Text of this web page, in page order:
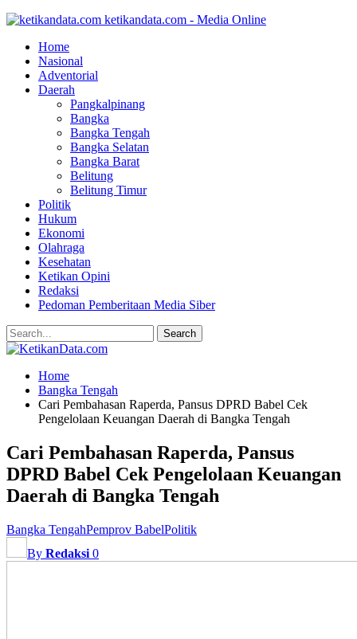
ketikandata.com - Media Online
Home
Nasional
Adventorial
Daerah
Pangkalpinang
Bangka
Bangka Tengah
Bangka Selatan
Bangka Barat
Belitung
Belitung Timur
Politik
Hukum
Ekonomi
Olahraga
Kesehatan
Ketikan Opini
Redaksi
Pedoman Pemberitaan Media Siber
Home
Bangka Tengah
Cari Pembahasan Raperda, Pansus DPRD Babel Cek
Pengelolaan Keuangan Daerah di Bangka Tengah
Cari Pembahasan Raperda, Pansus
DPRD Babel Cek Pengelolaan Keuangan
Daerah di Bangka Tengah
Bangka TengahPemprov BabelPolitik
By Redaksi 0